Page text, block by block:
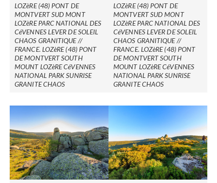
LOZèRE (48) PONT DE
MONTVERT SUD MONT
LOZèRE PARC NATIONAL DES
CéVENNES LEVER DE SOLEIL
CHAOS GRANITIQUE //
FRANCE. LOZèRE (48) PONT
DE MONTVERT SOUTH
MOUNT LOZèRE CéVENNES
NATIONAL PARK SUNRISE
GRANITE CHAOS
LOZèRE (48) PONT DE
MONTVERT SUD MONT
LOZèRE PARC NATIONAL DES
CéVENNES LEVER DE SOLEIL
CHAOS GRANITIQUE //
FRANCE. LOZèRE (48) PONT
DE MONTVERT SOUTH
MOUNT LOZèRE CéVENNES
NATIONAL PARK SUNRISE
GRANITE CHAOS